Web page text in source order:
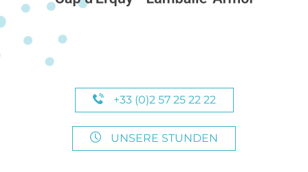
+33 (0)2 57 25 22 22
UNSERE STUNDEN